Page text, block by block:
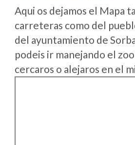
Aqui os dejamos el Mapa
carreteras como del
del ayuntamiento de
podeis ir manejando el
cercaros o alejaros en el